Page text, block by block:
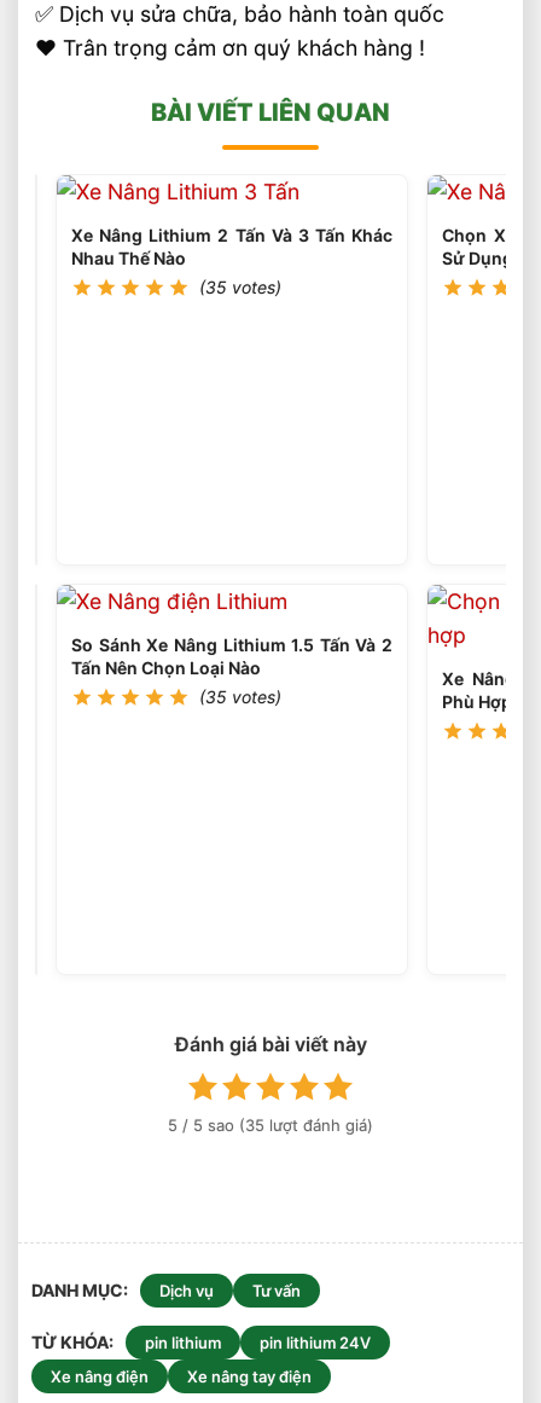
✅ Dịch vụ sửa chữa, bảo hành toàn quốc
❤️ Trân trọng cảm ơn quý khách hàng !
BÀI VIẾT LIÊN QUAN
Logistics
Xe Nâng Lithium 2 Tấn Và 3 Tấn Khác
Nhau Thế Nào
(35 votes)
So Sánh Xe Nâng Lithium 1.5 Tấn Và 2
Tấn Nên Chọn Loại Nào
(35 votes)
Chọn Xe
Sử Dụng
Xe Nâng
Phù Hợp
Đánh giá bài viết này
5 / 5 sao (35 lượt đánh giá)
DANH MỤC Dịch vụ Tư vấn
TỪ KHÓA pin lithium
pin lithium 24V
Xe nâng điện
Xe nâng tay điện